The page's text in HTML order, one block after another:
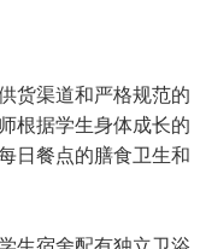
货渠道和严格规范的
根据学生身体成长的
日餐点的膳食卫生和